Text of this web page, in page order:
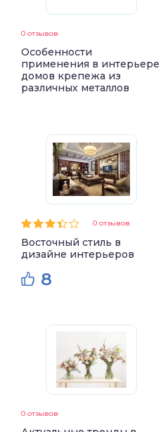
0 отзывов
Особенности
применения в интерьере
домов крепежа из
различных металлов
0 отзывов
Восточный стиль в
дизайне интерьеров
8
0 отзывов